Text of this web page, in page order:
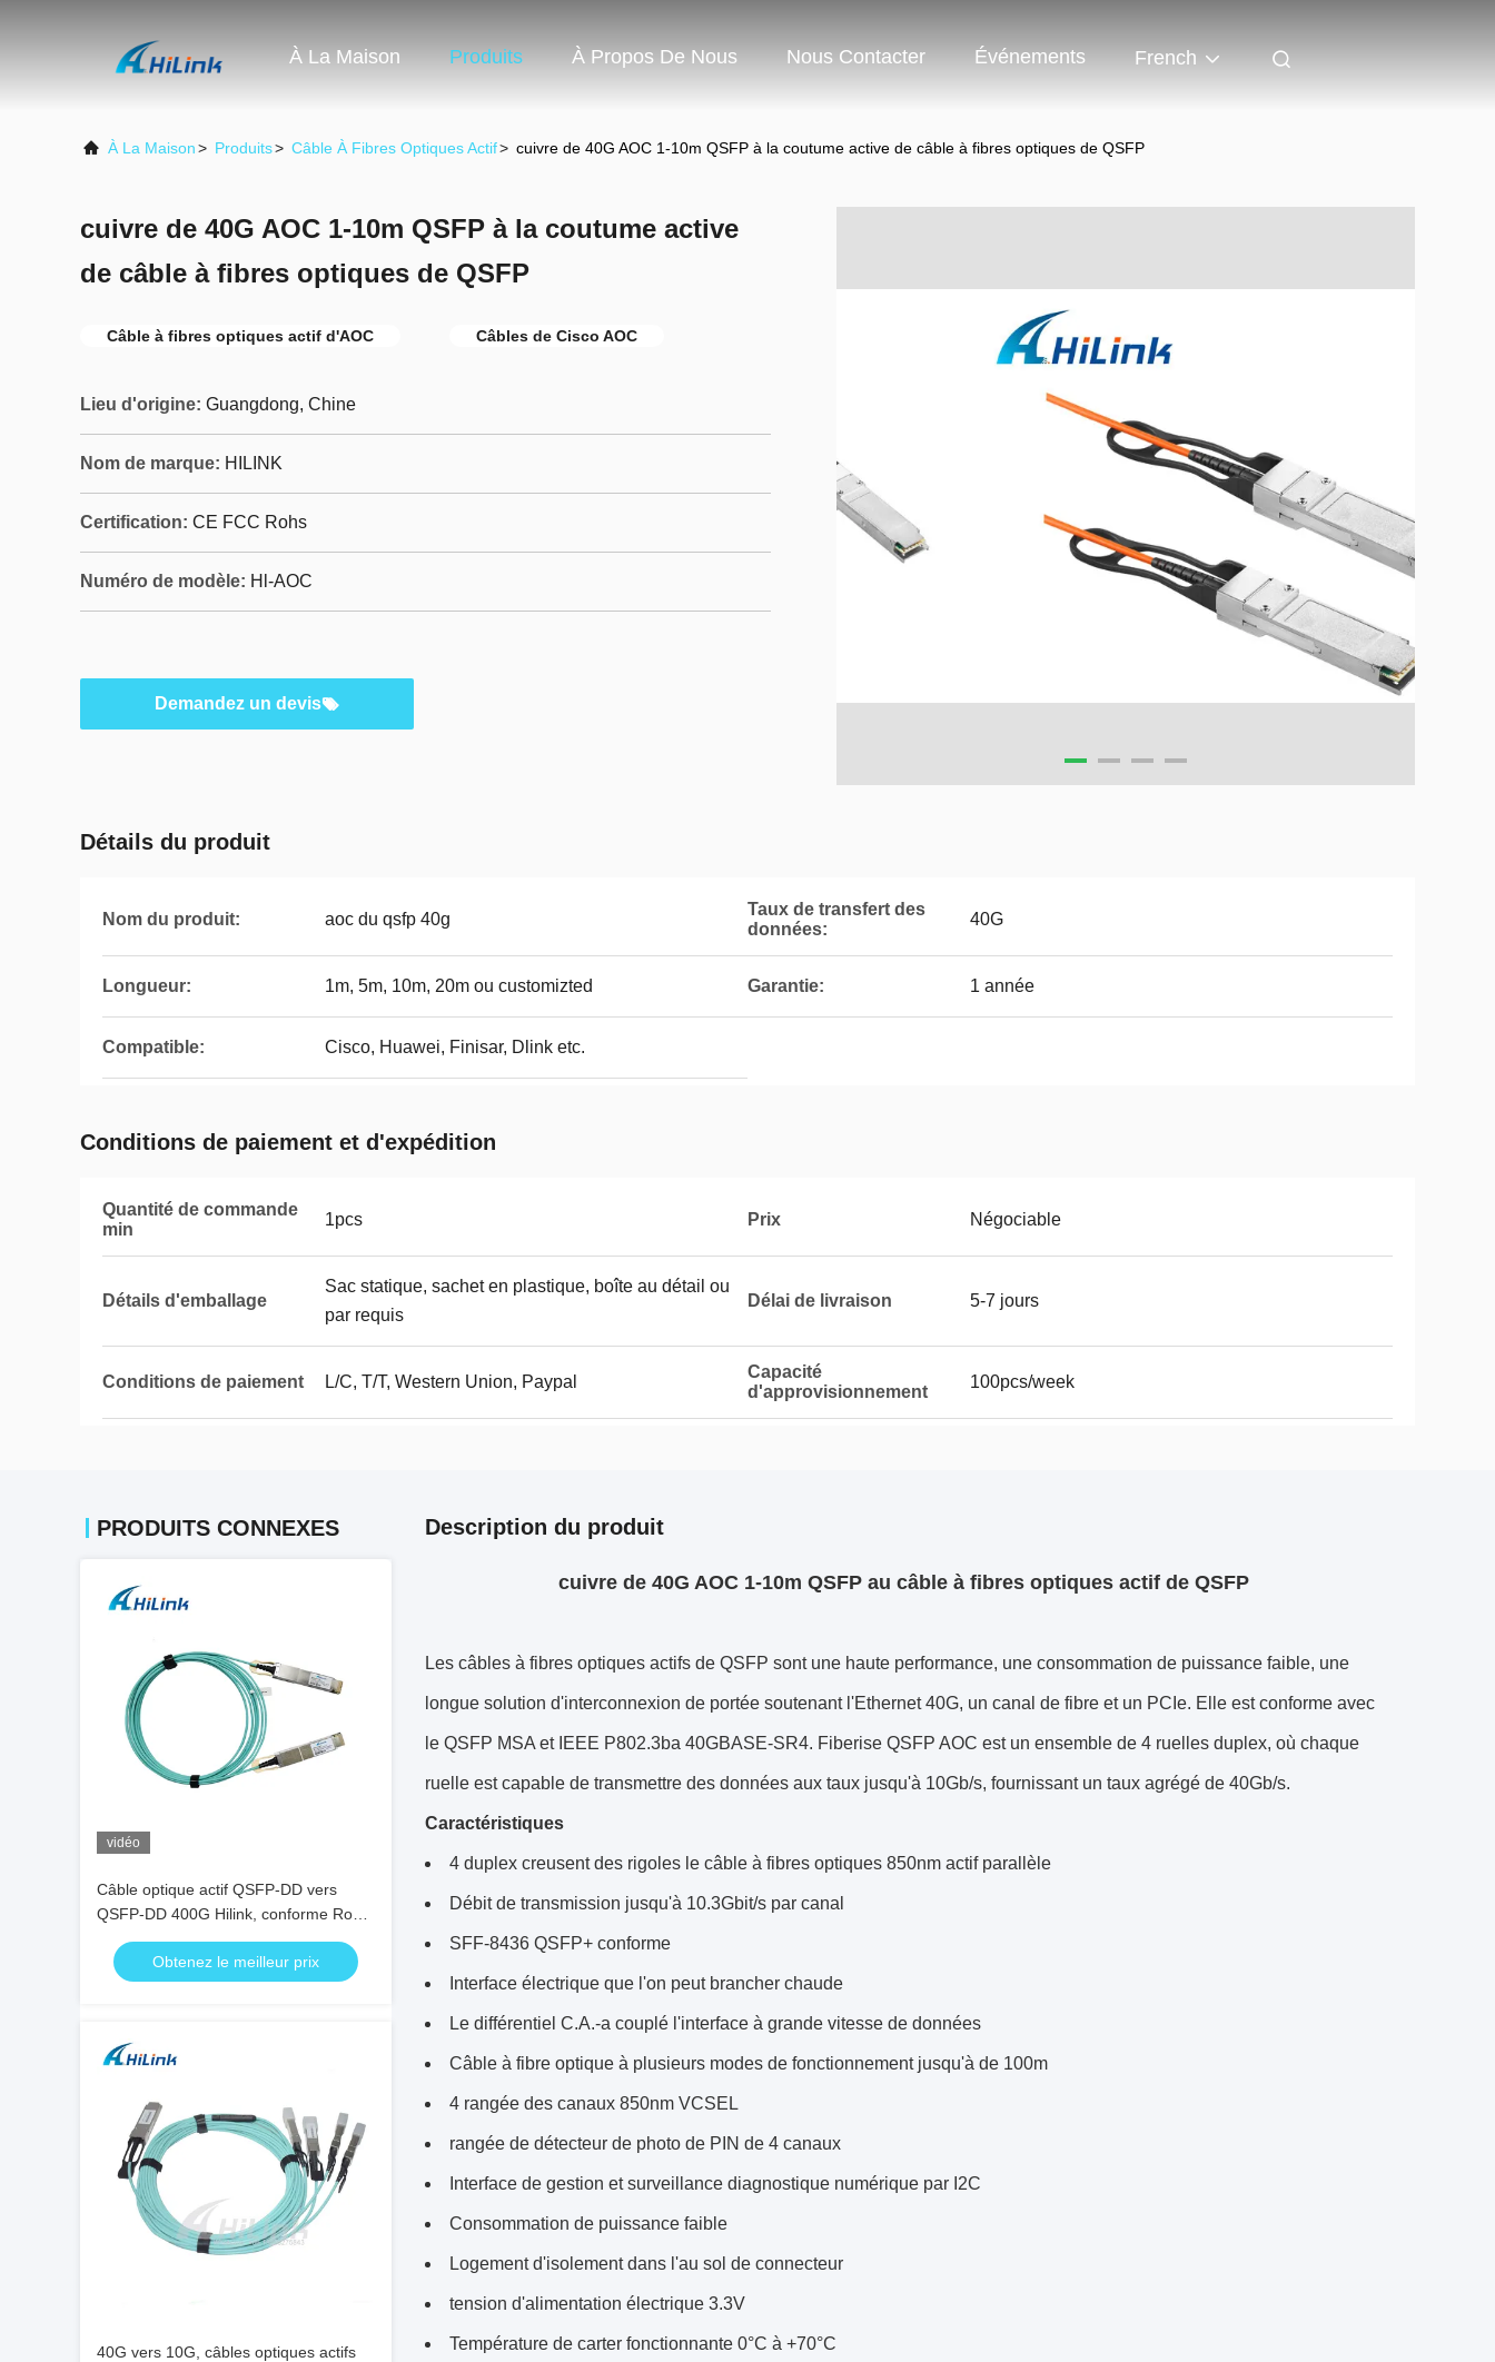
À La Maison Produits À Propos De Nous Nous Contacter Événements French
À La Maison> Produits> Câble À Fibres Optiques Actif> cuivre de 40G AOC 1-10m QSFP à la coutume active de câble à fibres optiques de QSFP
cuivre de 40G AOC 1-10m QSFP à la coutume active
de câble à fibres optiques de QSFP
Câble à fibres optiques actif d'AOC Câbles de Cisco AOC
Lieu d'origine: Guangdong, Chine
Nom de marque: HILINK
Certification: CE FCC Rohs
Numéro de modèle: Hl-AOC
Demandez un devis
Détails du produit
Nom du produit: aoc du qsfp 40g
Taux de transfert des
données:
40G
Longueur: 1m, 5m, 10m, 20m ou customizted Garantie: 1 année
Compatible: Cisco, Huawei, Finisar, Dlink etc.
Conditions de paiement et d'expédition
Quantité de commande
min
1pcs Prix Négociable
Détails d'emballage
Sac statique, sachet en plastique, boîte au détail ou
par requis
Délai de livraison 5-7 jours
Conditions de paiement L/C, T/T, Western Union, Paypal
Capacité
d'approvisionnement
100pcs/week
PRODUITS CONNEXES
vidéo
Câble optique actif QSFP-DD vers
QSFP-DD 400G Hilink, conforme RoHS
AOC
Obtenez le meilleur prix
40G vers 10G, câbles optiques actifs
Description du produit
cuivre de 40G AOC 1-10m QSFP au câble à fibres optiques actif de QSFP
Les câbles à fibres optiques actifs de QSFP sont une haute performance, une consommation de puissance faible, une
longue solution d'interconnexion de portée soutenant l'Ethernet 40G, un canal de fibre et un PCIe. Elle est conforme avec
le QSFP MSA et IEEE P802.3ba 40GBASE-SR4. Fiberise QSFP AOC est un ensemble de 4 ruelles duplex, où chaque
ruelle est capable de transmettre des données aux taux jusqu'à 10Gb/s, fournissant un taux agrégé de 40Gb/s.
Caractéristiques
4 duplex creusent des rigoles le câble à fibres optiques 850nm actif parallèle
Débit de transmission jusqu'à 10.3Gbit/s par canal
SFF-8436 QSFP+ conforme
Interface électrique que l'on peut brancher chaude
Le différentiel C.A.-a couplé l'interface à grande vitesse de données
Câble à fibre optique à plusieurs modes de fonctionnement jusqu'à de 100m
4 rangée des canaux 850nm VCSEL
rangée de détecteur de photo de PIN de 4 canaux
Interface de gestion et surveillance diagnostique numérique par I2C
Consommation de puissance faible
Logement d'isolement dans l'au sol de connecteur
tension d'alimentation électrique 3.3V
Température de carter fonctionnante 0°C à +70°C